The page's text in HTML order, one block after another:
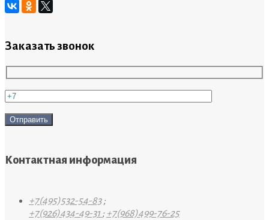
Заказать звонок
Контактная информация
+7(495)532-54-83 ;
+7(926)434-49-31 ; +7(968)499-76-25